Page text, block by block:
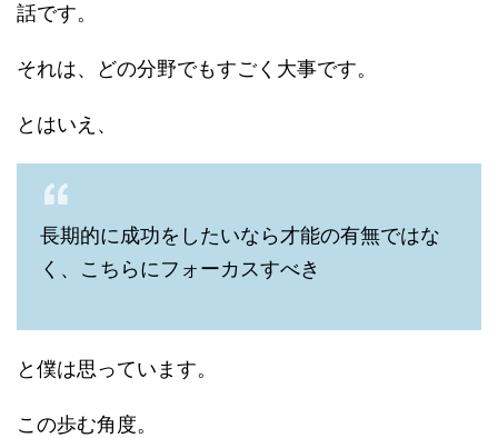
話です。
それは、どの分野でもすごく大事です。
とはいえ、
長期的に成功をしたいなら才能の有無ではな
く、こちらにフォーカスすべき
と僕は思っています。
この歩む角度。